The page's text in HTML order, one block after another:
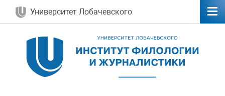
Университет Лобачевского